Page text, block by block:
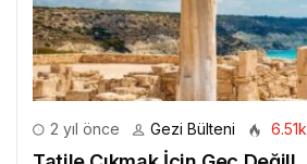
2 yıl önce Gezi Bülteni 6.51k